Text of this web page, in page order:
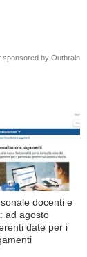
sponsored by Outbrain
docenti e
ad agosto
date per i